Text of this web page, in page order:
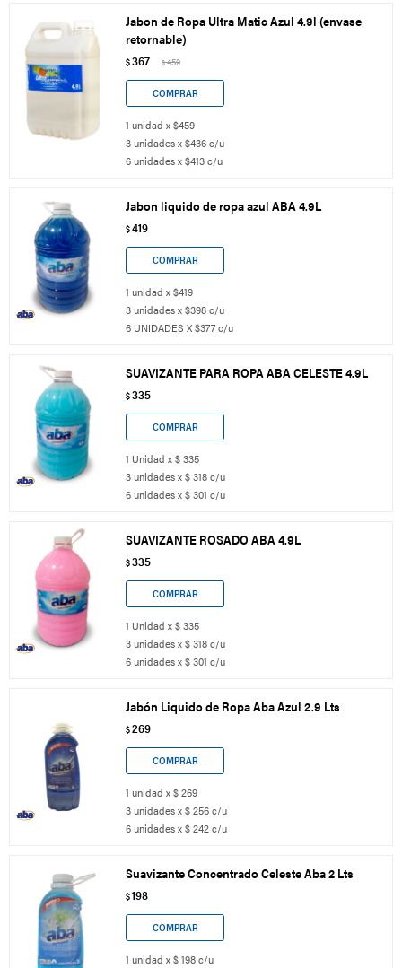
Jabon de Ropa Ultra Matic Azul 4.9l (envase
retornable)
$367 $459
1 unidad x $459
3 unidades x $436 c/u
6 unidades x $413 c/u
Jabon liquido de ropa azul ABA 4.9L
$419
1 unidad x $419
3 unidades x $398 c/u
6 UNIDADES X $377 c/u
SUAVIZANTE PARA ROPA ABA CELESTE 4.9L
$335
1 Unidad x $ 335
3 unidades x $ 318 c/u
6 unidades x $ 301 c/u
SUAVIZANTE ROSADO ABA 4.9L
$335
1 Unidad x $ 335
3 unidades x $ 318 c/u
6 unidades x $ 301 c/u
Jabón Liquido de Ropa Aba Azul 2.9 Lts
$269
1 unidad x $ 269
3 unidades x $ 256 c/u
6 unidades x $ 242 c/u
Suavizante Concentrado Celeste Aba 2 Lts
$198
1 unidad x $ 198 c/u